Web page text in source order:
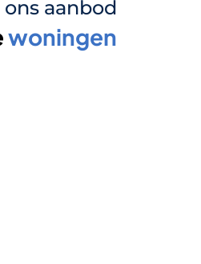
aanbod
woningen